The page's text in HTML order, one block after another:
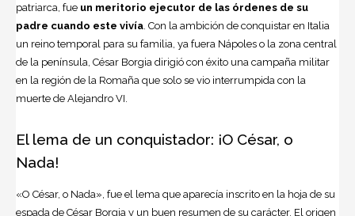
patriarca, fue un meritorio ejecutor de las órdenes de su
padre cuando este vivía . Con la ambición de conquistar en Italia
un reino temporal para su familia, ya fuera Nápoles o la zona central
de la península, César Borgia dirigió con éxito una campaña militar
en la región de la Romaña que solo se vio interrumpida con la
muerte de Alejandro VI.
El lema de un conquistador: ¡O César, o
Nada!
«O César, o Nada», fue el lema que aparecía inscrito en la hoja de su
espada de César Borgia y un buen resumen de su carácter. El origen